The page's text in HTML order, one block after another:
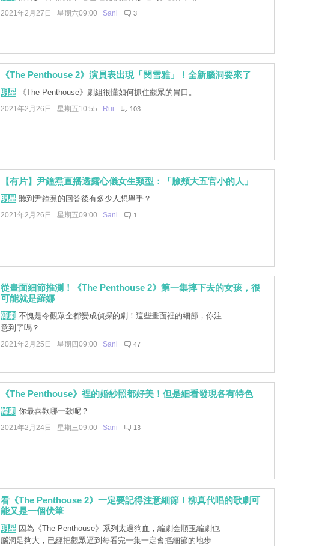
2021年2月27日 星期六09:00 Sani 3
《The Penthouse 2》演員表出現「閔雪雅」！全新腦洞要來了
明星《The Penthouse》劇組很懂如何抓住觀眾的胃口。
2021年2月26日 星期五10:55 Rui 103
【有片】尹鐘焄直播透露心儀女生類型：「臉頰大五官小的人」
明星聽到尹鐘焄的回答後有多少人想舉手？
2021年2月26日 星期五09:00 Sani 1
從畫面細節推測！《The Penthouse 2》第一集摔下去的女孩，很
可能就是羅娜
韓劇 不愧是令觀眾全都變成偵探的劇！這些畫面裡的細節，你注
意到了嗎？
2021年2月25日 星期四09:00 Sani 47
《The Penthouse》裡的婚紗照都好美！但是細看發現各有特色
韓劇 你最喜歡哪一款呢？
2021年2月24日 星期三09:00 Sani 13
看《The Penthouse 2》一定要記得注意細節！柳真代唱的歌劇可
能又是一個伏筆
明星因為《The Penthouse》系列太過狗血，編劇金順玉編劇也
腦洞足夠大，已經把觀眾逼到每看完一集一定會摳細節的地步